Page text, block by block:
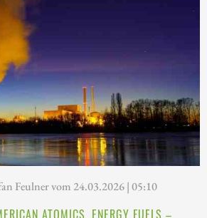
Feulner vom 24.03.2026 | 05:10
ATOMICS, ENERGY FUELS –